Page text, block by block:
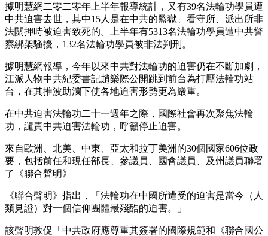
據明慧網二零二零年上半年報導統計，又有39名法輪功學員遭
中共迫害去世，其中15人是在中共的監獄、看守所、派出所非
法關押時被迫害致死的。上半年有5313名法輪功學員遭中共警
察綁架騷擾，132名法輪功學員被非法判刑。
據明慧網報導，今年以來中共對法輪功的迫害仍在不斷加劇，
江派人物中共紀委書記趙樂際公開跳到前台為打壓法輪功站
台，在其推波助瀾下使各地迫害形勢更為嚴重。
在中共迫害法輪功二十一週年之際，國際社會再次聚焦法輪
功，譴責中共迫害法輪功，呼籲停止迫害。
來自歐洲、北美、中東、亞太和拉丁美洲的30個國家606位政
要，包括前任和現任部長、參議員、國會議員、及州議員聯署
了《聯合聲明》
《聯合聲明》指出，「法輪功在中國所遭受的迫害是當今（人
類見證）對一個信仰團體最殘酷的迫害。」
該聲明敦促「中共政府應尊重其簽署的國際規範和《聯合國公